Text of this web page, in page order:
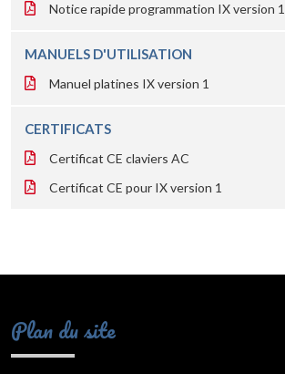
Notice rapide programmation IX version 1
MANUELS D'UTILISATION
Manuel platines IX version 1
CERTIFICATS
Certificat CE claviers AC
Certificat CE pour IX version 1
Plan du site